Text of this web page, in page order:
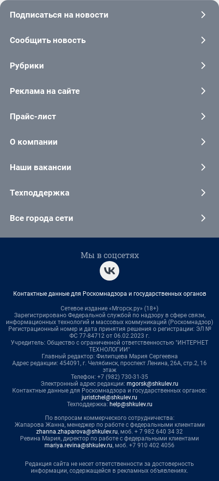
Подписаться на новости
Сообщить новость
Рубрики
Реклама на сайте
Прайс-лист
О компании
Наши вакансии
Техподдержка
Все города сети
Мы в соцсетях
Контактные данные для Роскомнадзора и государственных органов
Сетевое издание «Мгорск.ру» (18+)
Зарегистрировано Федеральной службой по надзору в сфере связи,
информационных технологий и массовых коммуникаций (Роскомнадзор)
Регистрационный номер и дата принятия решения о регистрации: ЭЛ №
ФС 77-84712 от 06.02.2023 г.
Учредитель: Общество с ограниченной ответственностью "ИНТЕРНЕТ
ТЕХНОЛОГИИ"
Главный редактор: Филипцева Мария Сергеевна
Адрес редакции: 454091, г. Челябинск, проспект Ленина, 26А, стр.2, 16
этаж
Телефон: +7 (982) 730-31-35
Электронный адрес редакции: mgorsk@shkulev.ru
Контактные данные для Роскомнадзора и государственных органов:
juristchel@shkulev.ru
Техподдержка: help@shkulev.ru
По вопросам коммерческого сотрудничества:
Жапарова Жанна, менеджер по работе с федеральными клиентами
zhanna.zhaparova@shkulev.ru, моб. + 7 982 640 34 32
Ревина Мария, директор по работе с федеральными клиентами
mariya.revina@shkulev.ru, моб. +7 910 402 4056
Редакция сайта не несет ответственности за достоверность
информации, содержащейся в рекламных объявлениях.